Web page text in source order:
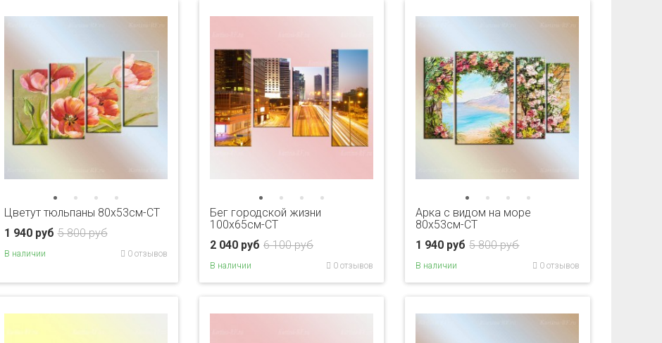
Цветут тюльпаны 80x53см-CT
5 800 руб
1 940 руб
В наличии 0 отзывов
Бег городской жизни
100х65см-CT
6 100 руб
2 040 руб
В наличии 0 отзывов
Арка с видом на море
80x53см-CT
5 800 руб
1 940 руб
В наличии 0 отзывов